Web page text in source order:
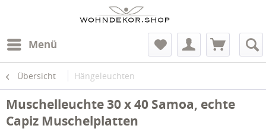
Menü
Übersicht Hängeleuchten
Muschelleuchte 30 x 40 Samoa, echte
Capiz Muschelplatten